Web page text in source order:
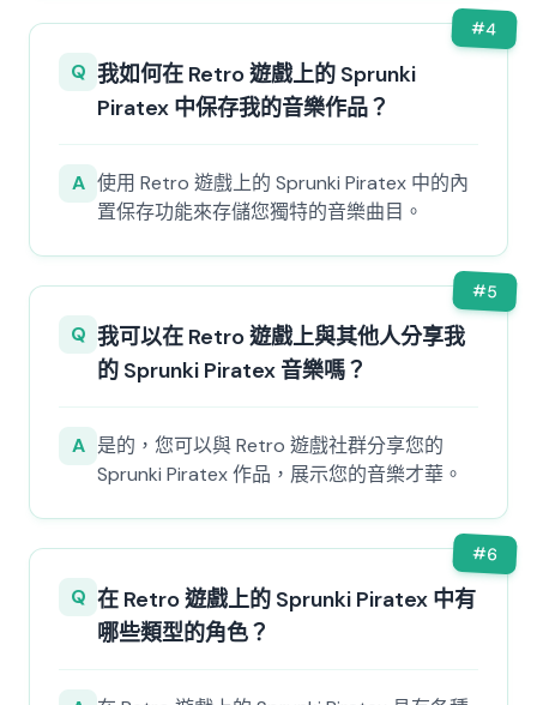
#4
Q 我如何在 Retro 遊戲上的 Sprunki
Piratex 中保存我的音樂作品？
A 使用 Retro 遊戲上的 Sprunki Piratex 中的內
置保存功能來存儲您獨特的音樂曲目。
#5
Q 我可以在 Retro 遊戲上與其他人分享我
的 Sprunki Piratex 音樂嗎？
A 是的，您可以與 Retro 遊戲社群分享您的
Sprunki Piratex 作品，展示您的音樂才華。
#6
Q 在 Retro 遊戲上的 Sprunki Piratex 中有
哪些類型的角色？